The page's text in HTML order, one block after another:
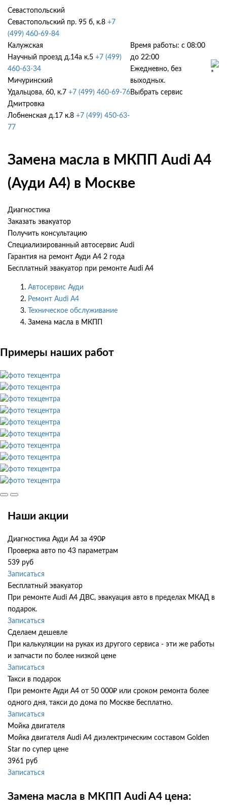
Севастопольский
Севастопольский пр. 95 б, к.8 +7
(499) 460-69-84
Калужская
Научный проезд д.14а к.5 +7 (499)
460-63-34
Мичуринский
Удальцова, 60, к.7 +7 (499) 460-69-76
Дмитровка
Лобненская д.17 к.8 +7 (499) 450-63-
77
Время работы: с 08:00
до 22:00
Ежедневно, без
выходных.
Выбрать сервис
Замена масла в МКПП Audi A4
(Ауди А4) в Москве
Диагностика
Заказать эвакуатор
Получить консультацию
Специализированный автосервис Audi
Гарантия на ремонт Ауди А4 2 года
Бесплатный эвакуатор при ремонте Audi A4
Автосервис Ауди
Ремонт Audi A4
Техническое обслуживание
Замена масла в МКПП
Примеры наших работ
Наши акции
Диагностика Ауди А4 за 490₽
Проверка авто по 43 параметрам
539 руб
Записаться
Бесплатный эвакуатор
При ремонте Audi A4 ДВС, эвакуация авто в пределах МКАД в
подарок.
Записаться
Сделаем дешевле
При калькуляции на руках из другого сервиса - эти же работы
и запчасти по более низкой цене
Записаться
Такси в подарок
При ремонте Ауди А4 от 50 000₽ или сроком ремонта более
одного дня, такси до дома по Москве бесплатно.
Записаться
Мойка двигателя
Мойка двигателя Audi A4 диэлектрическим составом Golden
Star по супер цене
3961 руб
Записаться
Замена масла в МКПП Audi A4 цена: